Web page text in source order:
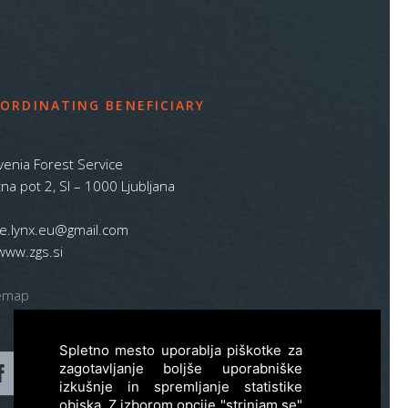
BENEFICIARY
Forest Service
pot 2, SI – 1000 Ljubljana
Spletno mesto uporablja piškotke za
zagotavljanje boljše uporabniške
izkušnje in spremljanje statistike